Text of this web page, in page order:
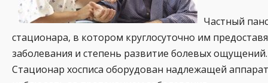
Частный
стационара, в котором круглосуточно им
заболевания и степень развитие болевых ощущений.
Стационар хосписа оборудован надлежащей